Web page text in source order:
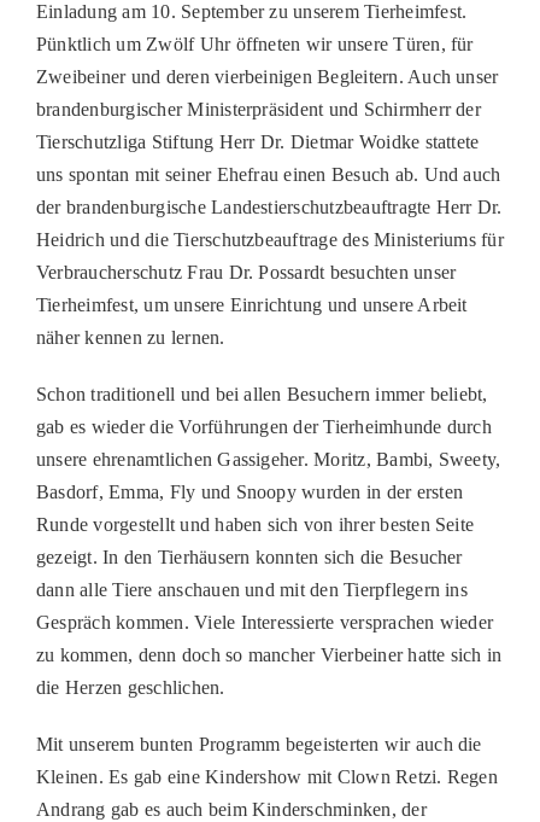
4KIDS
HELFER
Einladung am 10. September zu unserem Tierheimfest.
Pünktlich um Zwölf Uhr öffneten wir unsere Türen, für
Zweibeiner und deren vierbeinigen Begleitern. Auch unser
brandenburgischer Ministerpräsident und Schirmherr der
Tierschutzliga Stiftung Herr Dr. Dietmar Woidke stattete
uns spontan mit seiner Ehefrau einen Besuch ab. Und auch
der brandenburgische Landestierschutzbeauftragte Herr Dr.
Heidrich und die Tierschutzbeauftrage des Ministeriums für
Verbraucherschutz Frau Dr. Possardt besuchten unser
Tierheimfest, um unsere Einrichtung und unsere Arbeit
näher kennen zu lernen.
Schon traditionell und bei allen Besuchern immer beliebt,
gab es wieder die Vorführungen der Tierheimhunde durch
unsere ehrenamtlichen Gassigeher. Moritz, Bambi, Sweety,
Basdorf, Emma, Fly und Snoopy wurden in der ersten
Runde vorgestellt und haben sich von ihrer besten Seite
gezeigt. In den Tierhäusern konnten sich die Besucher
dann alle Tiere anschauen und mit den Tierpflegern ins
Gespräch kommen. Viele Interessierte versprachen wieder
zu kommen, denn doch so mancher Vierbeiner hatte sich in
die Herzen geschlichen.
Mit unserem bunten Programm begeisterten wir auch die
Kleinen. Es gab eine Kindershow mit Clown Retzi. Regen
Andrang gab es auch beim Kinderschminken, der